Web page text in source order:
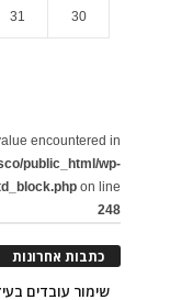
30
31
encountered in
public_html/wp-
on line
248
כתבות אחרונות